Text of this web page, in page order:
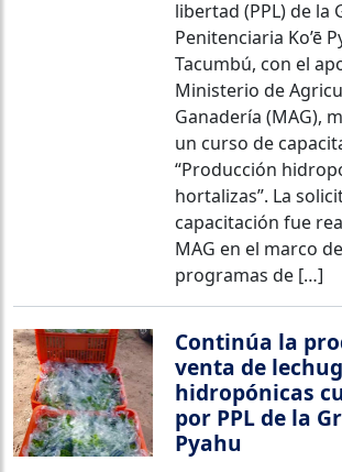
libertad (PPL) de la
Penitenciaria Ko’ē
Tacumbú, con el
Ministerio de
Ganadería (MAG),
un curso de
“Producción
hortalizas”. La
capacitación fue
MAG en el marco
programas de […]
Continúa la
venta de
hidropónicas
por PPL de la
Pyahu